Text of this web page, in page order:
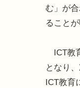
む」が
ること
ICT教
となり
ICT教育